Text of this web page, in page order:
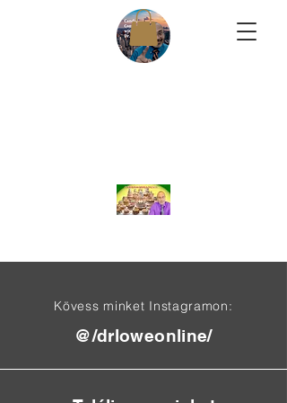
Kövess minket Instagramon:
@/drloweonline/